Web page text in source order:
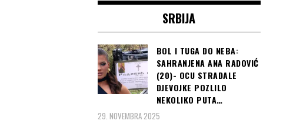
SRBIJA
BOL I TUGA DO NEBA:
SAHRANJENA ANA RADOVIĆ
(20)- OCU STRADALE
DJEVOJKE POZLILO
NEKOLIKO PUTA…
29. NOVEMBRA 2025